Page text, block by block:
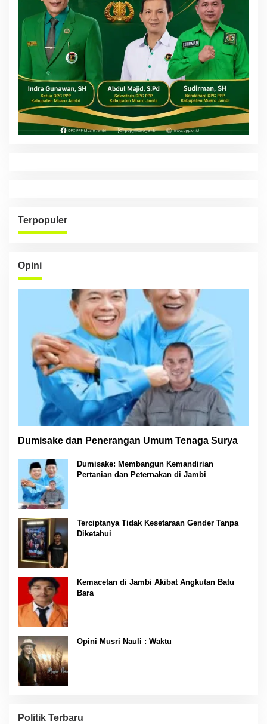
Terpopuler
Opini
Dumisake dan Penerangan Umum Tenaga Surya
Dumisake: Membangun Kemandirian
Pertanian dan Peternakan di Jambi
Terciptanya Tidak Kesetaraan Gender Tanpa
Diketahui
Kemacetan di Jambi Akibat Angkutan Batu
Bara
Opini Musri Nauli : Waktu
Politik Terbaru